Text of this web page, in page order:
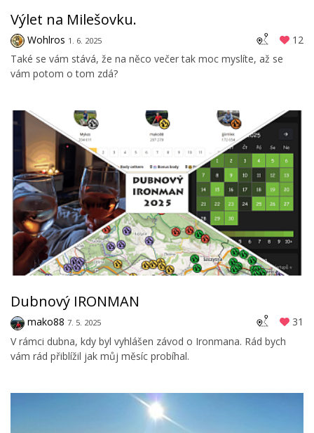
Výlet na Milešovku.
Wohlros 1. 6. 2025
12
Také se vám stává, že na něco večer tak moc myslíte, až se
vám potom o tom zdá?
Dubnový IRONMAN
mako88 7. 5. 2025
31
V rámci dubna, kdy byl vyhlášen závod o Ironmana. Rád bych
vám rád přiblížil jak můj měsíc probíhal.